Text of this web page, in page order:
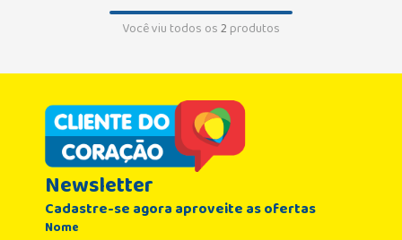
Você viu todos os2produtos
Newsletter
Cadastre-se agora aproveite as ofertas
Nome